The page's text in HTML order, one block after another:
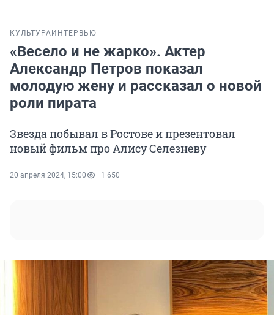
КУЛЬТУРА ИНТЕРВЬЮ
«Весело и не жарко». Актер
Александр Петров показал
молодую жену и рассказал о новой
роли пирата
Звезда побывал в Ростове и презентовал
новый фильм про Алису Селезневу
20 апреля 2024, 15:00 1 650